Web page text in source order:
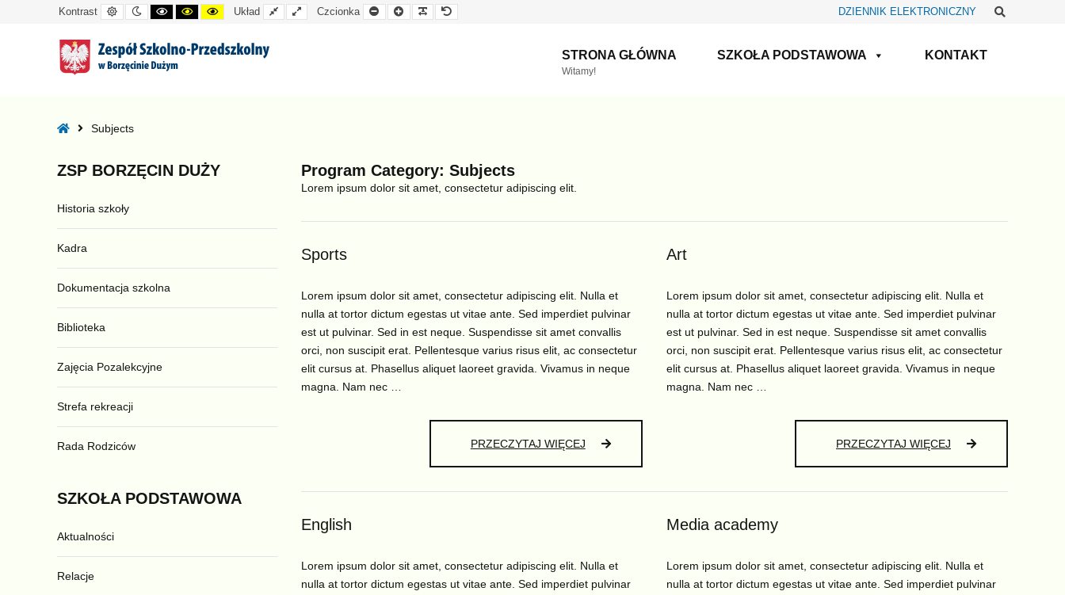
Kontrast
Kontrast
domyślny
Tryb
nocny
Kontrast
czarno-
Kontrast
czarno-
Kontrast
żółto-
Układ
Układ
standardowy
Układ
szeroki
Czcionka
Mniejsza
czcionka
Większa
czcionka
Czytelna
czcionkaczcionka
DZIENNIK ELEKTRONICZNY
STRONA GŁÓWNA
Witamy!
SZKOŁA PODSTAWOWA KONTAKT
HomeSubjects
Program Category: Subjects
Lorem ipsum dolor sit amet, consectetur adipiscing elit.
Sports
Lorem ipsum dolor sit amet, consectetur adipiscing elit. Nulla et
nulla at tortor dictum egestas ut vitae ante. Sed imperdiet pulvinar
est ut pulvinar. Sed in est neque. Suspendisse sit amet convallis
orci, non suscipit erat. Pellentesque varius risus elit, ac consectetur
elit cursus at. Phasellus aliquet laoreet gravida. Vivamus in neque
magna. Nam nec …
PRZECZYTAJ WIĘCEJSPORTS
Art
Lorem ipsum dolor sit amet, consectetur adipiscing elit. Nulla et
nulla at tortor dictum egestas ut vitae ante. Sed imperdiet pulvinar
est ut pulvinar. Sed in est neque. Suspendisse sit amet convallis
orci, non suscipit erat. Pellentesque varius risus elit, ac consectetur
elit cursus at. Phasellus aliquet laoreet gravida. Vivamus in neque
magna. Nam nec …
PRZECZYTAJ WIĘCEJ ART
English
Lorem ipsum dolor sit amet, consectetur adipiscing elit. Nulla et
nulla at tortor dictum egestas ut vitae ante. Sed imperdiet pulvinar
Media academy
Lorem ipsum dolor sit amet, consectetur adipiscing elit. Nulla et
nulla at tortor dictum egestas ut vitae ante. Sed imperdiet pulvinar
ZSP BORZĘCIN DUŻY
Historia szkoły
Kadra
Dokumentacja szkolna
Biblioteka
Zajęcia Pozalekcyjne
Strefa rekreacji
Rada Rodziców
SZKOŁA PODSTAWOWA
Aktualności
Relacje